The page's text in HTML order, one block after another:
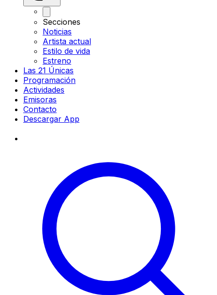
Secciones
Noticias
Artista actual
Estilo de vida
Estreno
Las 21 Únicas
Programación
Actividades
Emisoras
Contacto
Descargar App